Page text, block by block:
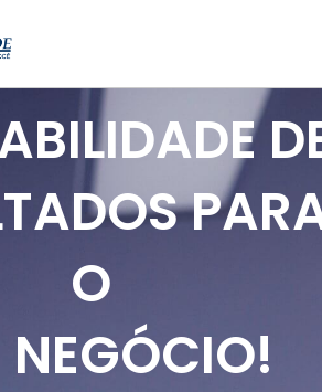
O
NEGÓCIO!